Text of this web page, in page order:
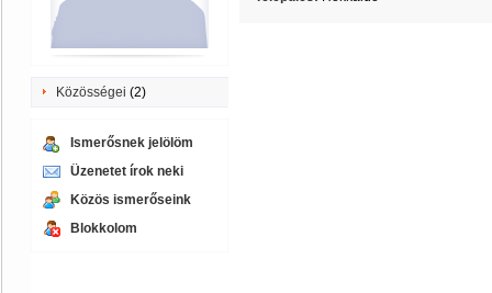
Közösségei (2)
Ismerősnek jelölöm
Üzenetet írok neki
Közös ismerőseink
Blokkolom